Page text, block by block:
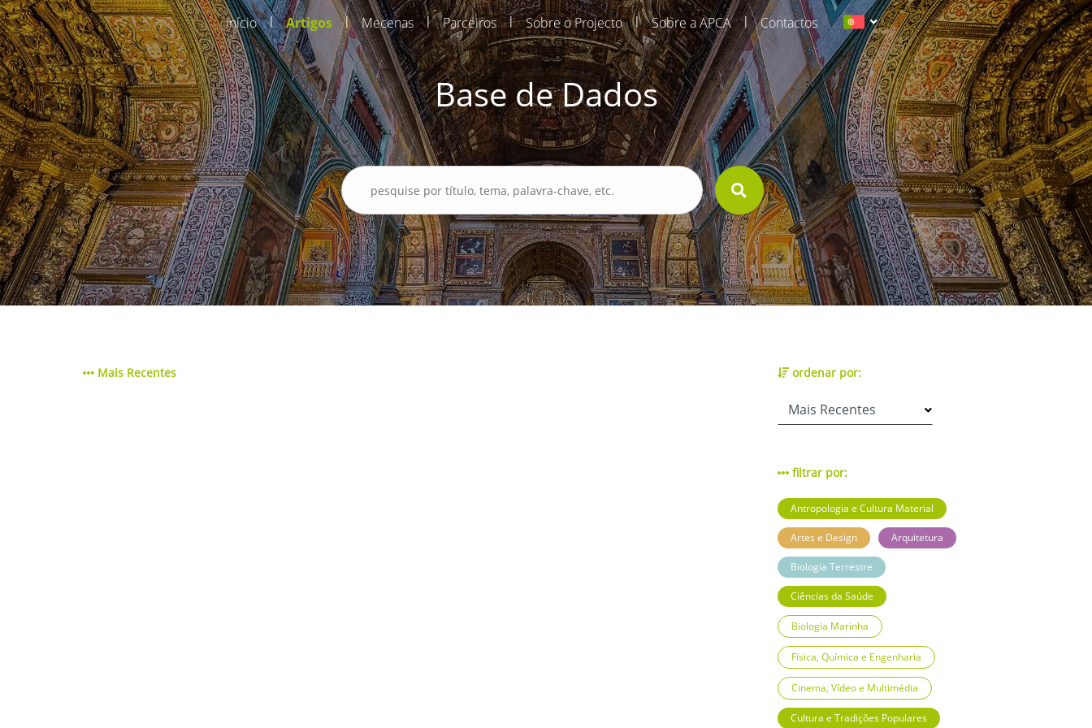
Início | Artigos | Mecenas | Parceiros | Sobre o Projecto | Sobre a APCA | Contactos
Base de Dados
Mais Recentes ordenar por:
filtrar por:
Antropologia e Cultura Material
Artes e Design Arquitetura
Biologia Terrestre
Ciências da Saúde
Biologia Marinha
Física, Química e Engenharia
Cinema, Vídeo e Multimédia
Cultura e Tradições Populares